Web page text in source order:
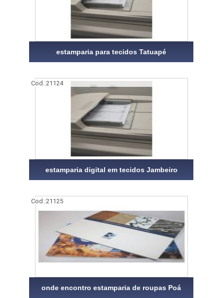
estamparia para tecidos Tatuapé
Cod.:21124
estamparia digital em tecidos Jambeiro
Cod.:21125
onde encontro estamparia de roupas Poá